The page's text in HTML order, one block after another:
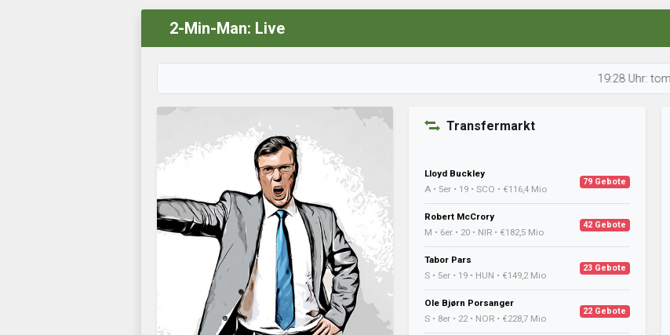
2-Min-Man: Live
19:28 Uhr: tomes2.0
Transfermarkt
Lloyd Buckley
A • 5er • 19 • SCO • €116,4 Mio
79 Gebote
Robert McCrory
M • 6er • 20 • NIR • €182,5 Mio
42 Gebote
Tabor Pars
S • 5er • 19 • HUN • €149,2 Mio
23 Gebote
Ole Bjørn Porsanger
S • 8er • 22 • NOR • €228,7 Mio
22 Gebote